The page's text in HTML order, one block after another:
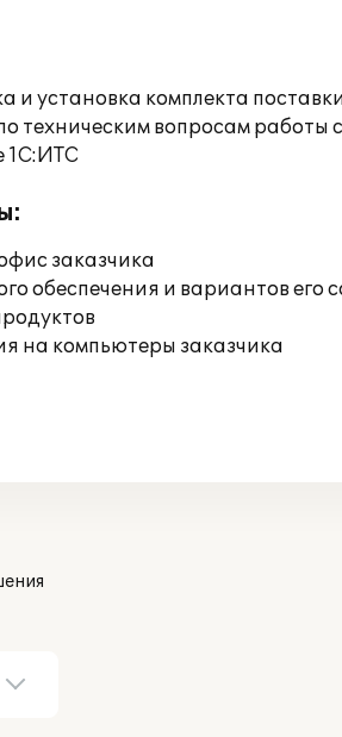
и установка комплекта
техническим вопросам
1С:ИТС
заказчика
обеспечения и вариантов его
на компьютеры заказчика